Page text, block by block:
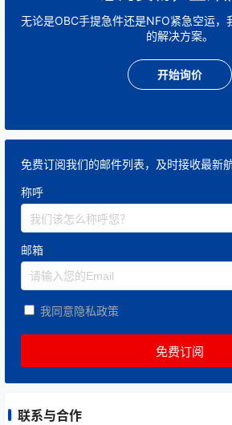
无论是OBC手提急件还是NFO紧急空运，
的解决方案。
开始询价
免费订阅我们的邮件列表，及时接收最新
称呼
邮箱
我同意隐私政策
联系与合作